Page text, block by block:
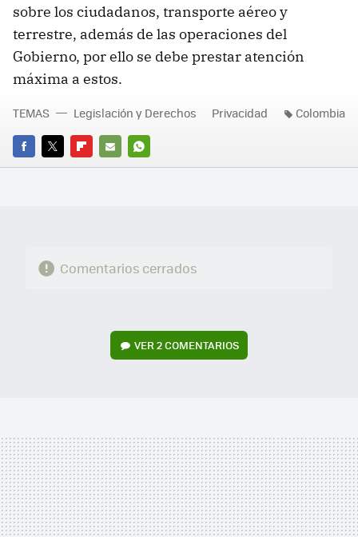
sobre los ciudadanos, transporte aéreo y
terrestre, además de las operaciones del
Gobierno, por ello se debe prestar atención
máxima a estos.
FACEBOOK
TWITTERFLIPBOARD
E-
WHATSAPP
TEMAS Legislación y Derechos Privacidad Colombia
Comentarios cerrados
VER2 COMENTARIOS